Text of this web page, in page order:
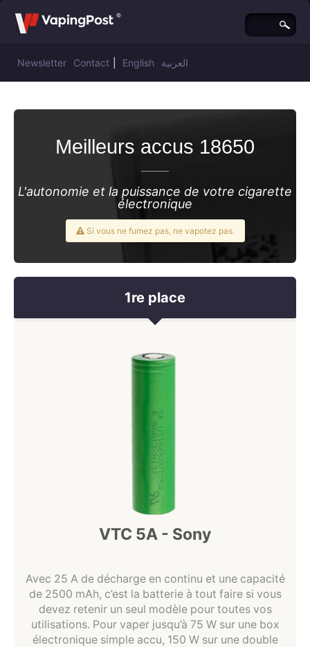
Newsletter Contact English العربية
Meilleurs accus 18650
L'autonomie et la puissance de votre cigarette
électronique
Si vous ne fumez pas, ne vapotez pas.
1re place
VTC 5A - Sony
Avec 25 A de décharge en continu et une capacité
de 2500 mAh, c’est la batterie à tout faire si vous
devez retenir un seul modèle pour toutes vos
utilisations. Pour vaper jusqu’à 75 W sur une box
électronique simple accu, 150 W sur une double